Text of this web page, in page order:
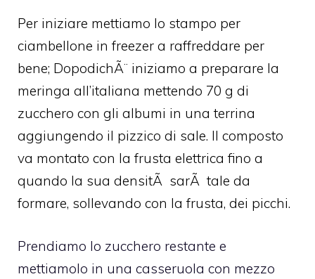
Per iniziare mettiamo lo stampo per
ciambellone in freezer a raffreddare per
bene; DopodichÃ¨ iniziamo a preparare la
meringa all’italiana mettendo 70 g di
zucchero con gli albumi in una terrina
aggiungendo il pizzico di sale. Il composto
va montato con la frusta elettrica fino a
quando la sua densitÃ sarÃ tale da
formare, sollevando con la frusta, dei picchi.
Prendiamo lo zucchero restante e
mettiamolo in una casseruola con mezzo